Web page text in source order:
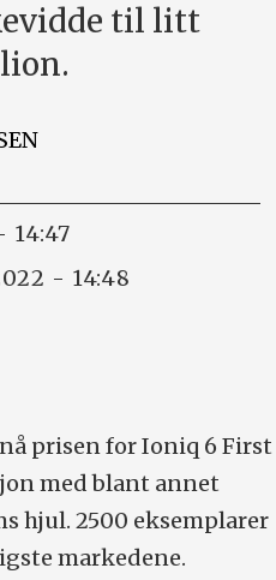
til litt
14:47
- 14:48
prisen for Ioniq 6 First
med blant annet
hjul. 2500 eksemplarer
markedene.